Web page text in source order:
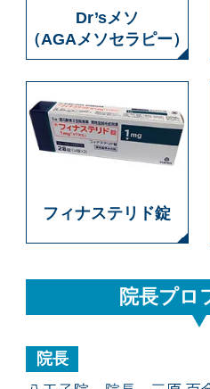
Dr’sメソ
（AGAメソセラピー）
フィナステリド錠
院長プロ
院長